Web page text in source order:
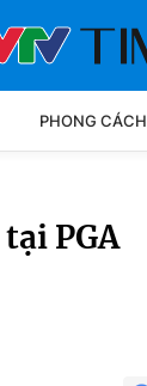
PHONG CÁCH
PGA